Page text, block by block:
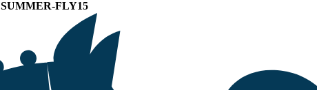
SUMMER-FLY15